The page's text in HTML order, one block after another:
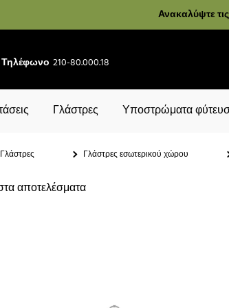
Ανακαλύψτε
Τηλέφωνο 210-80.000.18
Γλάστρες Υποστρώματα
Γλάστρες Γλάστρες εσωτερικού χώρου
αποτελέσματα